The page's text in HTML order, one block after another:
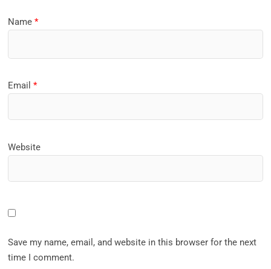
Name*
Email*
Website
Save my name, email, and website in this browser for the next
time I comment.